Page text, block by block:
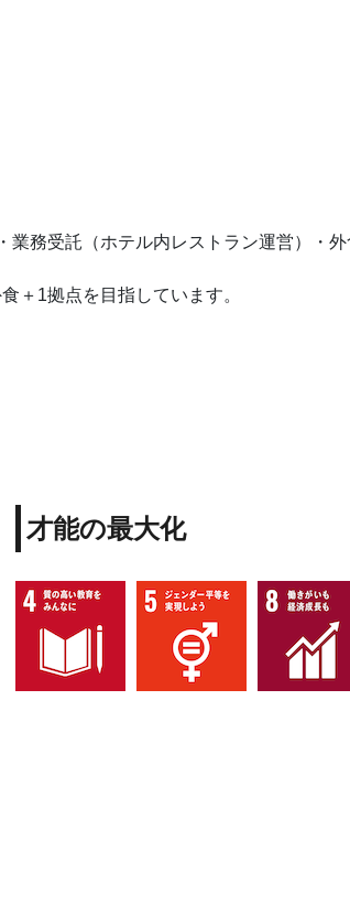
務受託（ホテル内レストラン運営）・
＋1拠点を目指しています。
才能の最大化